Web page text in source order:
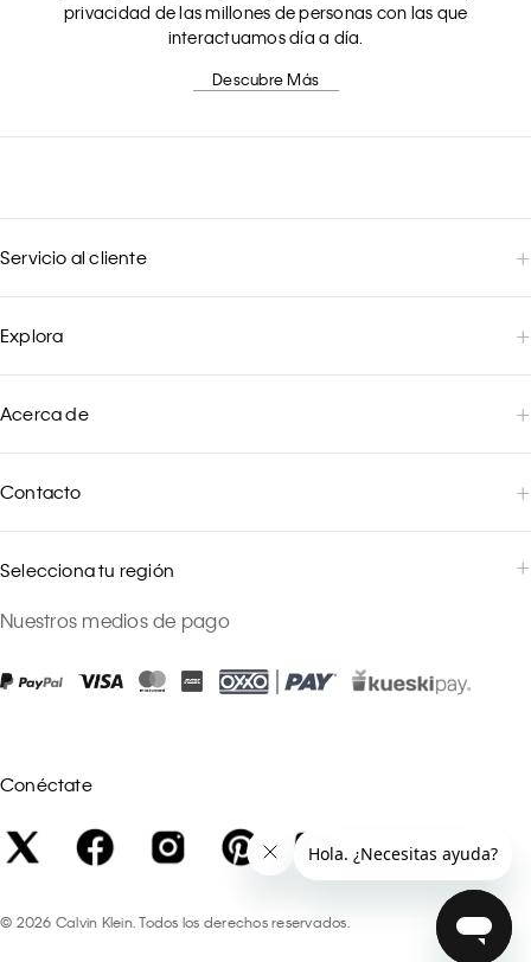
privacidad de las millones de personas con las que
interactuamos día a día.
Descubre Más
Servicio al cliente
Explora
Acerca de
Contacto
Selecciona tu región
Nuestros medios de pago
Conéctate
© 2026 Calvin Klein. Todos los derechos reservados.